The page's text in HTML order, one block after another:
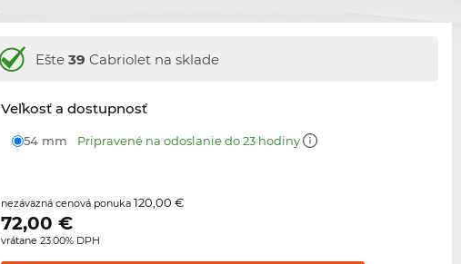
Ešte39 Cabriolet na sklade
Veľkosť a dostupnosť
54 mm Pripravené na odoslanie do 23 hodiny
nezáväzná cenová ponuka120,00 €
72,00 €
vrátane 23.00% DPH